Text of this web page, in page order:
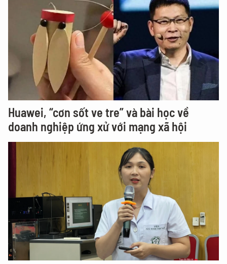
Huawei, “cơn sốt ve tre” và bài học về
doanh nghiệp ứng xử với mạng xã hội